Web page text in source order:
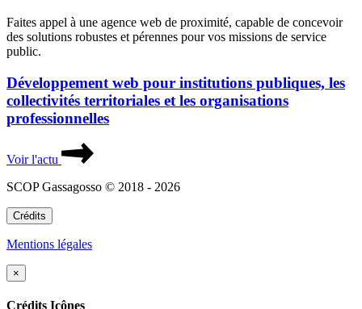
Faites appel à une agence web de proximité, capable de concevoir
des solutions robustes et pérennes pour vos missions de service
public.
Développement web pour institutions publiques, les
collectivités territoriales et les organisations
professionnelles
Voir l'actu
SCOP Gassagosso © 2018 - 2026
Crédits
Mentions légales
×
Crédits Icônes